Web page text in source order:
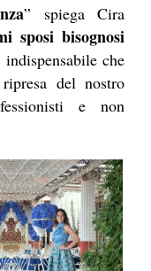
” spiega Cira
sposi bisognosi
indispensabile che
del nostro
e non